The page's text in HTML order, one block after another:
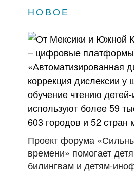
НОВОЕ
Проект форума
времени» помогает
билингвам и детям-